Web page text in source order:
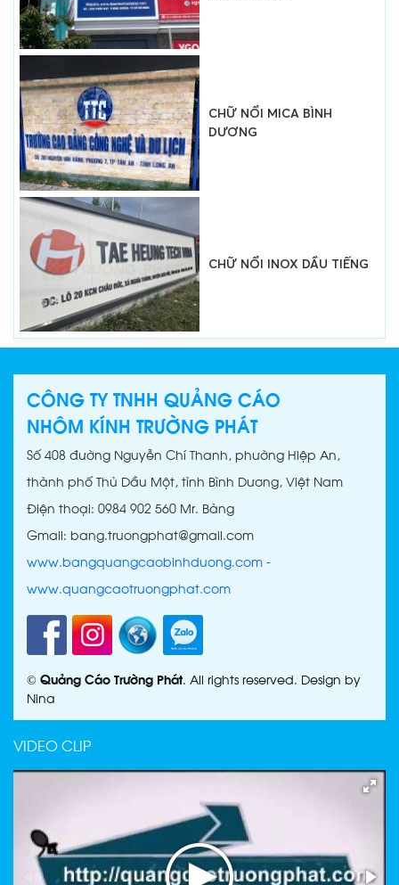
CHỮ NỔI MICA BÌNH
DƯƠNG
CHỮ NỔI INOX DẦU TIẾNG
CHỮ NỔI INOX BẾN CÁT
CHỮ NỔI INOX THỦ DẦU
CHỮ NỔI INOX BÌNH
DƯƠNG
CÔNG TY TNHH QUẢNG CÁO
NHÔM KÍNH TRƯỜNG PHÁT
Số 408 đường Nguyễn Chí Thanh, phường Hiệp An,
thành phố Thủ Dầu Một, tỉnh Bình Dương, Việt Nam
Điện thoại: 0984 902 560 Mr. Bảng
Gmail: bang.truongphat@gmail.com
www.bangquangcaobinhduong.com -
www.quangcaotruongphat.com
© Quảng Cáo Trường Phát. All rights reserved. Design by
Nina
VIDEO CLIP